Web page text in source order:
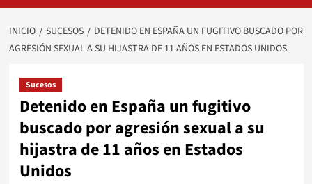
INICIO SUCESOS
DETENIDO EN ESPAÑA UN FUGITIVO BUSCADO POR
AGRESIÓN SEXUAL A SU HIJASTRA DE 11 AÑOS EN ESTADOS UNIDOS
Sucesos
Detenido en España un fugitivo
buscado por agresión sexual a su
hijastra de 11 años en Estados
Unidos